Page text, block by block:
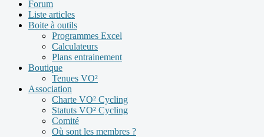
Forum
Liste articles
Boite à outils
Programmes Excel
Calculateurs
Plans entrainement
Boutique
Tenues VO²
Association
Charte VO² Cycling
Statuts VO² Cycling
Comité
Où sont les membres ?